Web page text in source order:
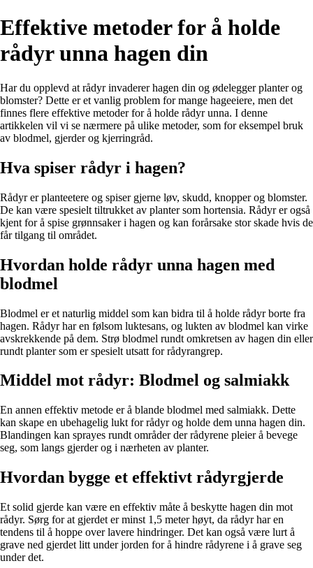
Effektive metoder for å holde
rådyr unna hagen din
Har du opplevd at rådyr invaderer hagen din og ødelegger planter og
blomster? Dette er et vanlig problem for mange hageeiere, men det
finnes flere effektive metoder for å holde rådyr unna. I denne
artikkelen vil vi se nærmere på ulike metoder, som for eksempel bruk
av blodmel, gjerder og kjerringråd.
Hva spiser rådyr i hagen?
Rådyr er planteetere og spiser gjerne løv, skudd, knopper og blomster.
De kan være spesielt tiltrukket av planter som hortensia. Rådyr er også
kjent for å spise grønnsaker i hagen og kan forårsake stor skade hvis de
får tilgang til området.
Hvordan holde rådyr unna hagen med
blodmel
Blodmel er et naturlig middel som kan bidra til å holde rådyr borte fra
hagen. Rådyr har en følsom luktesans, og lukten av blodmel kan virke
avskrekkende på dem. Strø blodmel rundt omkretsen av hagen din eller
rundt planter som er spesielt utsatt for rådyrangrep.
Middel mot rådyr: Blodmel og salmiakk
En annen effektiv metode er å blande blodmel med salmiakk. Dette
kan skape en ubehagelig lukt for rådyr og holde dem unna hagen din.
Blandingen kan sprayes rundt områder der rådyrene pleier å bevege
seg, som langs gjerder og i nærheten av planter.
Hvordan bygge et effektivt rådyrgjerde
Et solid gjerde kan være en effektiv måte å beskytte hagen din mot
rådyr. Sørg for at gjerdet er minst 1,5 meter høyt, da rådyr har en
tendens til å hoppe over lavere hindringer. Det kan også være lurt å
grave ned gjerdet litt under jorden for å hindre rådyrene i å grave seg
under det.